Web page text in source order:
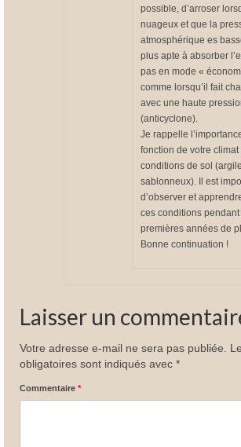
possible, d’arroser
nuageux et que la
atmosphérique es
plus apte à absorber
pas en mode «
comme lorsqu’il fait
avec une haute
(anticyclone).
Je rappelle
fonction de votre climat
conditions de sol
sablonneux). Il est
d’observer et
ces conditions
premières années de
Bonne continuation !
Laisser un
Votre adresse e-mail ne sera pas publiée.
obligatoires sont indiqués avec *
Commentaire *